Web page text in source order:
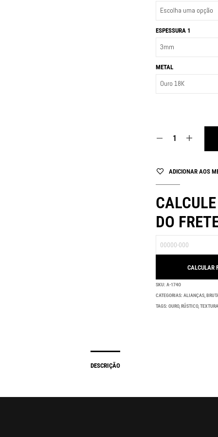
ESPESSURA 1
METAL
ADICIONAR AOS
DO
SKU:A-174O
CATEGORIAS:ALIANÇAS ,
TAGS:OURO,RÚSTICO,
DESCRIÇÃO